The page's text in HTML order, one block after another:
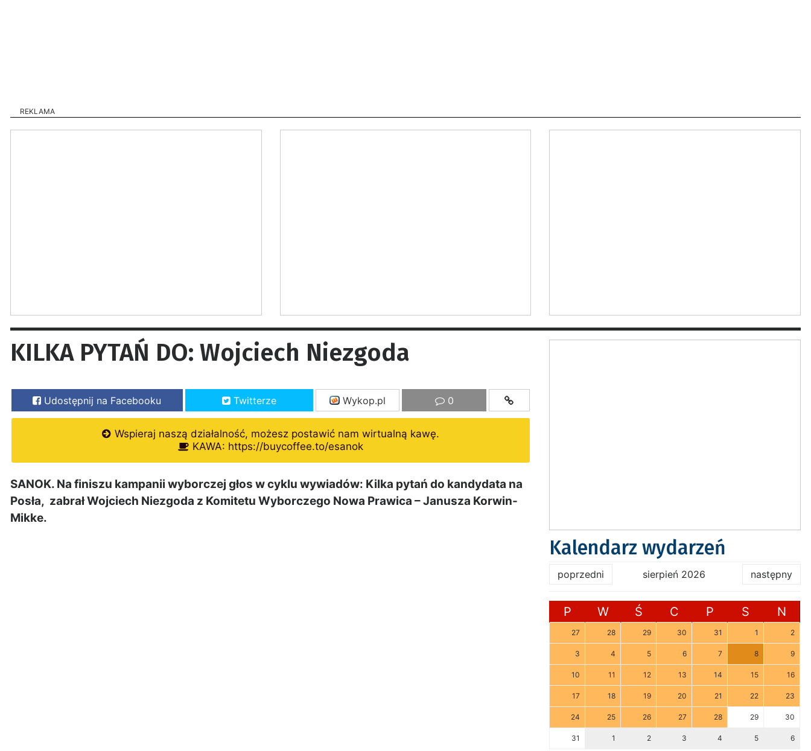
REKLAMA
KILKA PYTAŃ DO: Wojciech Niezgoda
Udostępnij na Facebooku Twitterze Wykop.pl 0
Wspieraj naszą działalność, możesz postawić nam wirtualną kawę.
KAWA: https://buycoffee.to/esanok
SANOK. Na finiszu kampanii wyborczej głos w cyklu wywiadów: Kilka pytań do kandydata na
Posła, zabrał Wojciech Niezgoda z Komitetu Wyborczego Nowa Prawica – Janusza Korwin-
Mikke.
Kalendarz wydarzeń
poprzedni sierpień 2026 następny
P W Ś C P S N
27 28 29 30 31 1 2
3 4 5 6 7 8 9
10 11 12 13 14 15 16
17 18 19 20 21 22 23
24 25 26 27 28 29 30
31 1 2 3 4 5 6